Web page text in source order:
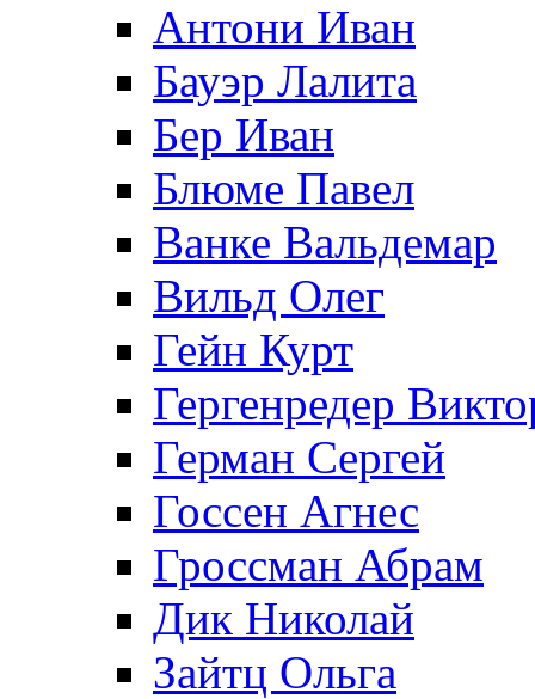
Антони Иван
Бауэр Лалита
Бер Иван
Блюме Павел
Ванке Вальдемар
Вильд Олег
Гейн Курт
Гергенредер
Герман Сергей
Госсен Агнес
Гроссман Абрам
Дик Николай
Зайтц Ольга